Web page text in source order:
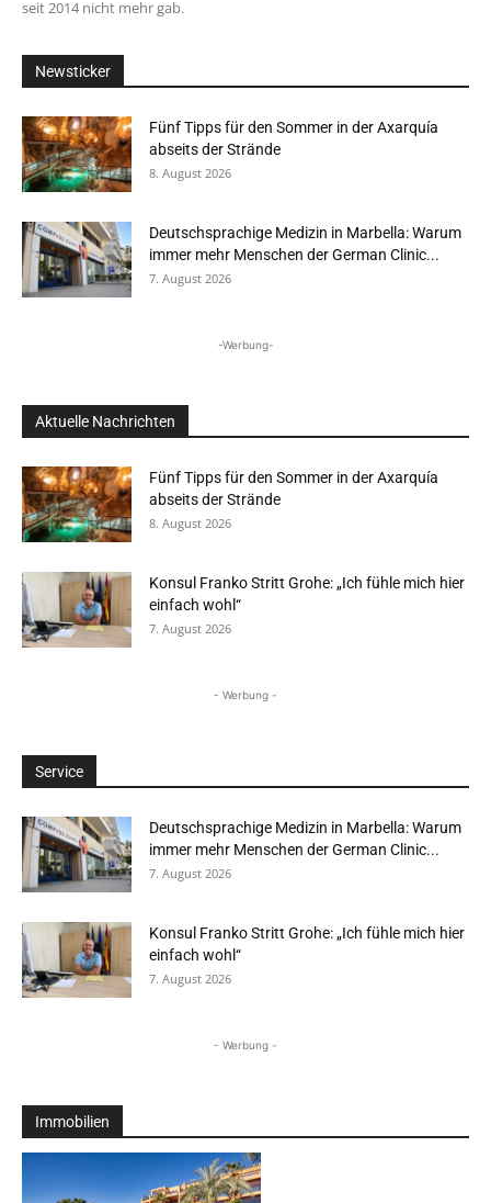
seit 2014 nicht mehr gab.
Newsticker
Fünf Tipps für den Sommer in der Axarquía
abseits der Strände
8. August 2026
Deutschsprachige Medizin in Marbella: Warum
immer mehr Menschen der German Clinic...
7. August 2026
-Werbung-
Aktuelle Nachrichten
Fünf Tipps für den Sommer in der Axarquía
abseits der Strände
8. August 2026
Konsul Franko Stritt Grohe: „Ich fühle mich hier
einfach wohl“
7. August 2026
- Werbung -
Service
Deutschsprachige Medizin in Marbella: Warum
immer mehr Menschen der German Clinic...
7. August 2026
Konsul Franko Stritt Grohe: „Ich fühle mich hier
einfach wohl“
7. August 2026
- Werbung -
Immobilien